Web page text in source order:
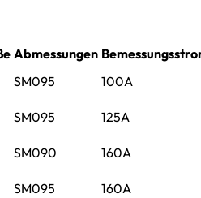
Abmessungen
SM095 100A
SM095 125A
SM090 160A
SM095 160A